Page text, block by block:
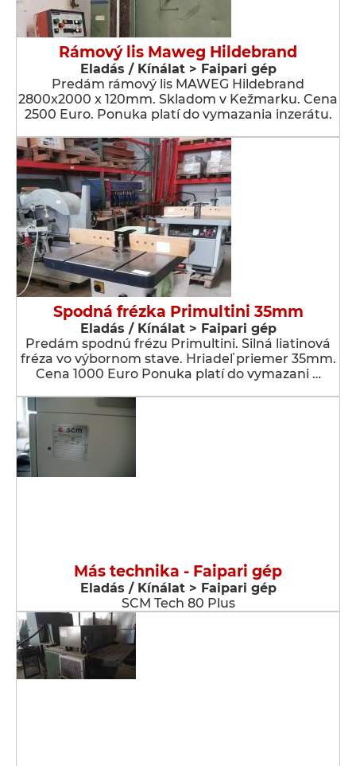
Rámový lis Maweg Hildebrand
Eladás / Kínálat > Faipari gép
Predám rámový lis MAWEG Hildebrand
2800x2000 x 120mm. Skladom v Kežmarku. Cena
2500 Euro. Ponuka platí do vymazania inzerátu.
Spodná frézka Primultini 35mm
Eladás / Kínálat > Faipari gép
Predám spodnú frézu Primultini. Silná liatinová
fréza vo výbornom stave. Hriadeľ priemer 35mm.
Cena 1000 Euro Ponuka platí do vymazani …
Más technika - Faipari gép
Eladás / Kínálat > Faipari gép
SCM Tech 80 Plus